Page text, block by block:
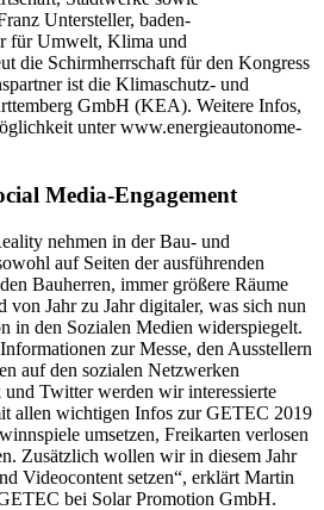
Untersteller, baden-
für Umwelt, Klima und
die Schirmherrschaft für den Kongress
ist die Klimaschutz- und
GmbH (KEA). Weitere Infos,
unter www.energieautonome-
Media-Engagement
nehmen in der Bau- und
auf Seiten der ausführenden
Bauherren, immer größere Räume
Jahr zu Jahr digitaler, was sich nun
in den Sozialen Medien widerspiegelt.
zur Messe, den Ausstellern
auf den sozialen Netzwerken
Twitter werden wir interessierte
allen wichtigen Infos zur GETEC 2019
umsetzen, Freikarten verlosen
Zusätzlich wollen wir in diesem Jahr
Videocontent setzen“, erklärt Martin
bei Solar Promotion GmbH.